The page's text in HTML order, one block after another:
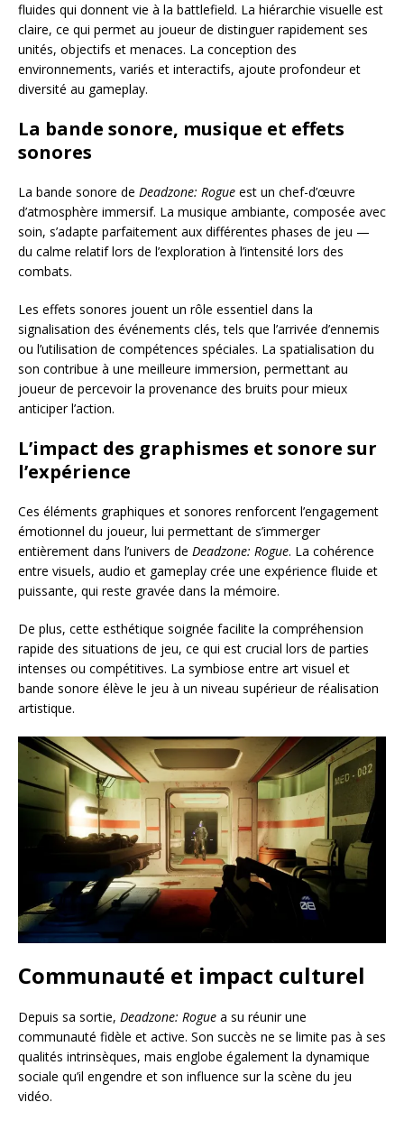
fluides qui donnent vie à la battlefield. La hiérarchie visuelle est
claire, ce qui permet au joueur de distinguer rapidement ses
unités, objectifs et menaces. La conception des
environnements, variés et interactifs, ajoute profondeur et
diversité au gameplay.
La bande sonore, musique et effets
sonores
La bande sonore de Deadzone: Rogue est un chef-d’œuvre
d’atmosphère immersif. La musique ambiante, composée avec
soin, s’adapte parfaitement aux différentes phases de jeu —
du calme relatif lors de l’exploration à l’intensité lors des
combats.
Les effets sonores jouent un rôle essentiel dans la
signalisation des événements clés, tels que l’arrivée d’ennemis
ou l’utilisation de compétences spéciales. La spatialisation du
son contribue à une meilleure immersion, permettant au
joueur de percevoir la provenance des bruits pour mieux
anticiper l’action.
L’impact des graphismes et sonore sur
l’expérience
Ces éléments graphiques et sonores renforcent l’engagement
émotionnel du joueur, lui permettant de s’immerger
entièrement dans l’univers de Deadzone: Rogue. La cohérence
entre visuels, audio et gameplay crée une expérience fluide et
puissante, qui reste gravée dans la mémoire.
De plus, cette esthétique soignée facilite la compréhension
rapide des situations de jeu, ce qui est crucial lors de parties
intenses ou compétitives. La symbiose entre art visuel et
bande sonore élève le jeu à un niveau supérieur de réalisation
artistique.
Communauté et impact culturel
Depuis sa sortie, Deadzone: Rogue a su réunir une
communauté fidèle et active. Son succès ne se limite pas à ses
qualités intrinsèques, mais englobe également la dynamique
sociale qu’il engendre et son influence sur la scène du jeu
vidéo.